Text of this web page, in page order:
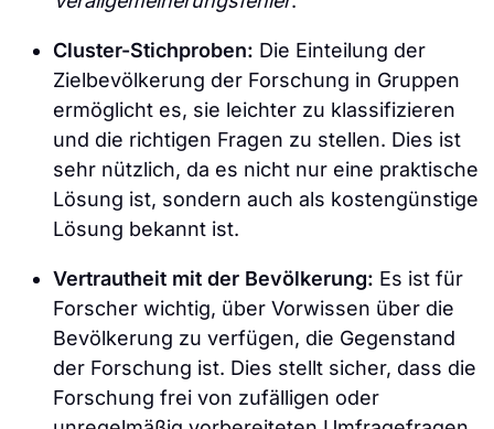
Cluster-Stichproben: Die Einteilung der
Zielbevölkerung der Forschung in Gruppen
ermöglicht es, sie leichter zu klassifizieren
und die richtigen Fragen zu stellen. Dies ist
sehr nützlich, da es nicht nur eine praktische
Lösung ist, sondern auch als kostengünstige
Lösung bekannt ist.
Vertrautheit mit der Bevölkerung: Es ist für
Forscher wichtig, über Vorwissen über die
Bevölkerung zu verfügen, die Gegenstand
der Forschung ist. Dies stellt sicher, dass die
Forschung frei von zufälligen oder